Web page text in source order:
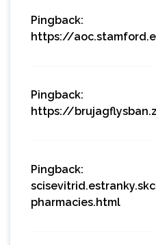
Pingback:
https://
Pingback:
https://
Pingback:
pharmacies.html